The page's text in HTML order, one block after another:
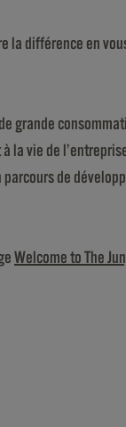
la différence en
grande
vie de
de
Welcome to The